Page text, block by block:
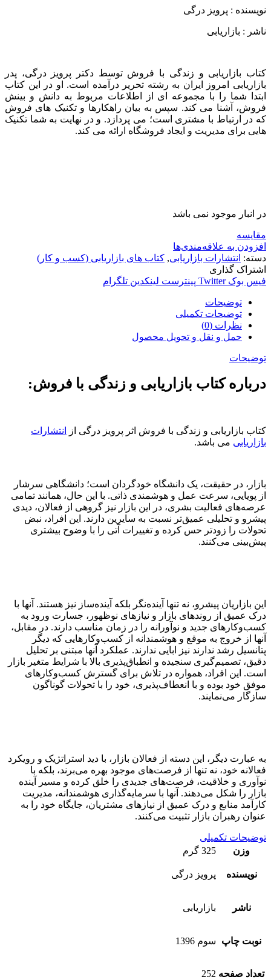
نویسنده : پرویز درگی
ناشر : بازاریابی
کتاب بازاریابی و زندگی با فروش توسط دکتر پرویز درگی، پدر
بازاریابی امروز ایران به رشته تحریر درآمده است. او در این کتاب
ابتدا شما را با مجموعه ای از اطلاعات مربوط به دانش و بینش
فروش، آشنا می کند. سپس به بیان راهکارها و تکنیک های فروش
که در ارتباط با مشتری است؛ می پردازد. و در نهایت به شما تکنیک
هایی برای مدیریت و ایجاد فروشگاه ارائه می کند.
در انبار موجود نمی باشد
مقایسه
افزودن به علاقه‌مندی‌ها
دسته: انتشارات بازاریابی, کتاب های بازاریابی (کسب و کار)
اشتراک گذاری
فیس بوک Twitter پینترست لینکدین تلگرام
توضیحات
توضیحات تکمیلی
نظرات (0)
حمل و نقل و تحویل محصول
توضیحات
درباره کتاب بازاریابی و زندگی با فروش:
کتاب بازاریابی و زندگی با فروش اثر پرویز درگی از
انتشارات
بازاریابی می باشد.
بازار، در حقیقت، یک دانشگاه خودگردان است؛ دانشگاهی سرشار
از پویایی، سرعت عمل و هوشمندی ذاتی. با این حال، همانند تمامی
عرصه‌های فعالیت بشری، در این بازار نیز گروهی از فعالان، دیدی
پیشرو و تحلیلی عمیق‌تر نسبت به سایرین دارند. این افراد، نبض
تحولات را زودتر حس کرده و تغییرات آتی را با وضوح بیشتری
پیش‌بینی می‌کنند.
این بازاریان پیشرو، نه تنها آینده‌نگر بلکه آینده‌ساز نیز هستند. آنها با
درک عمیق از روندهای بازار و نیازهای نوظهور، جسارت ورود به
کسب‌وکارهای جدید و نوآورانه را در زمان مناسب دارند. در مقابل،
آنها از خروج به موقع و هوشمندانه از کسب‌وکارهایی که دیگر
پتانسیل رشد ندارند نیز ابایی ندارند. عملکرد آنها مبتنی بر تحلیل
دقیق، تصمیم‌گیری سنجیده و انطباق‌پذیری بالا با شرایط متغیر بازار
است. این افراد، همواره در تلاش برای گسترش کسب‌وکارهای
موفق خود بوده و با انعطاف‌پذیری، خود را با تحولات گوناگون
سازگار می‌نمایند.
به عبارت دیگر، این دسته از فعالان بازار، با دید استراتژیک و رویکرد
فعالانه خود، نه تنها از فرصت‌های موجود بهره می‌برند، بلکه با
نوآوری و خلاقیت، فرصت‌های جدیدی را خلق کرده و مسیر آینده
بازار را شکل می‌دهند. آنها با سرمایه‌گذاری هوشمندانه، مدیریت
کارآمد منابع و درک عمیق از نیازهای مشتریان، جایگاه خود را به
عنوان رهبران بازار تثبیت می‌کنند.
توضیحات تکمیلی
وزن
325 گرم
نویسنده پرویز درگی
ناشر بازاریابی
نوبت چاپ سوم 1396
تعداد صفحه 252